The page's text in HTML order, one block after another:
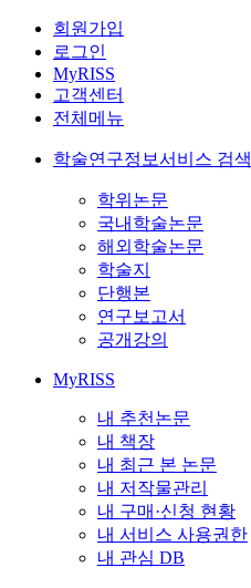
회원가입
로그인
MyRISS
고객센터
전체메뉴
학술연구정보서비스 검색
학위논문
국내학술논문
해외학술논문
학술지
단행본
연구보고서
공개강의
MyRISS
내 추천논문
내 책장
내 최근 본 논문
내 저작물관리
내 구매·신청 현황
내 서비스 사용권한
내 관심 DB